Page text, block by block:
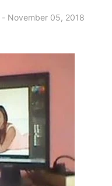
- November 05, 2018